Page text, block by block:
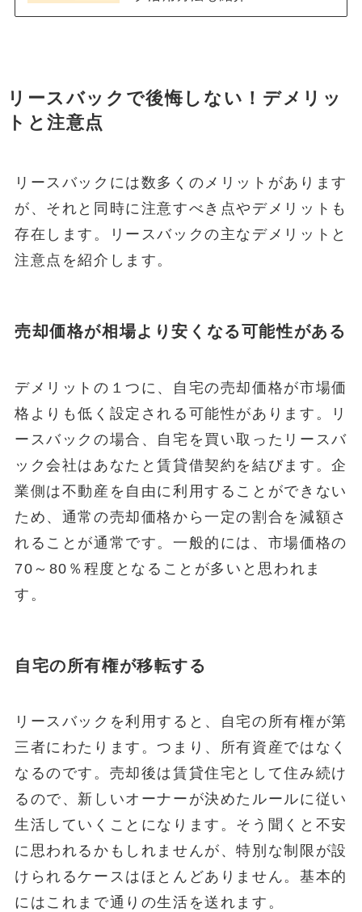
リースバックで後悔しない！デメリッ
トと注意点
リースバックには数多くのメリットがあります
が、それと同時に注意すべき点やデメリットも
存在します。リースバックの主なデメリットと
注意点を紹介します。
売却価格が相場より安くなる可能性がある
デメリットの１つに、自宅の売却価格が市場価
格よりも低く設定される可能性があります。リ
ースバックの場合、自宅を買い取ったリースバ
ック会社はあなたと賃貸借契約を結びます。企
業側は不動産を自由に利用することができない
ため、通常の売却価格から一定の割合を減額さ
れることが通常です。一般的には、市場価格の
70～80％程度となることが多いと思われま
す。
自宅の所有権が移転する
リースバックを利用すると、自宅の所有権が第
三者にわたります。つまり、所有資産ではなく
なるのです。売却後は賃貸住宅として住み続け
るので、新しいオーナーが決めたルールに従い
生活していくことになります。そう聞くと不安
に思われるかもしれませんが、特別な制限が設
けられるケースはほとんどありません。基本的
にはこれまで通りの生活を送れます。